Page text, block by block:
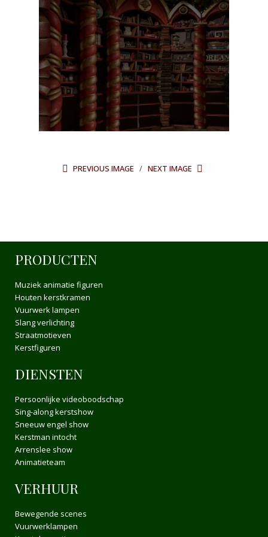
PREVIOUS IMAGE NEXT IMAGE
PRODUCTEN
Muziek animatie figuren
Houten kerstkramen
Vuurwerk lampen
Slang verlichting
Straatmotieven
Kerstfiguren
DIENSTEN
Persoonlijke videoboodschap
Sing-along kerstshow
Sneeuw engel show
Kerstman intocht
Arrenslee show
Animatieteam
VERHUUR
Bewegende scenes
Vuurwerklampen